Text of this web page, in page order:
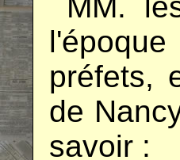
préfets,
de
savoir :